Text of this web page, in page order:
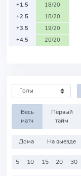
+1.5
18/20
+2.5
18/20
+3.5
19/20
+4.5
20/20
Весь
матч
Первый
тайм
Дома На выезде
5 10 15 20 30